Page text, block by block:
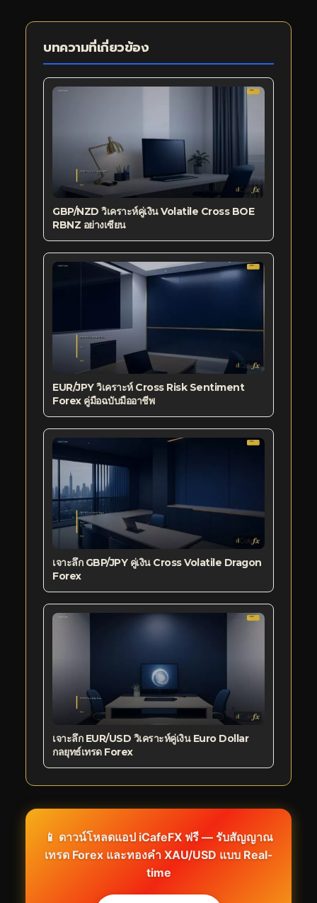
บทความที่เกี่ยวข้อง
GBP/NZD วิเคราะห์คู่เงิน Volatile Cross BOE
RBNZ อย่างเซียน
EUR/JPY วิเคราะห์ Cross Risk Sentiment
Forex คู่มือฉบับมืออาชีพ
เจาะลึก GBP/JPY คู่เงิน Cross Volatile Dragon
Forex
เจาะลึก EUR/USD วิเคราะห์คู่เงิน Euro Dollar
กลยุทธ์เทรด Forex
📱 ดาวน์โหลดแอป iCafeFX ฟรี — รับสัญญาณ
เทรด Forex และทองคำ XAU/USD แบบ Real-
time